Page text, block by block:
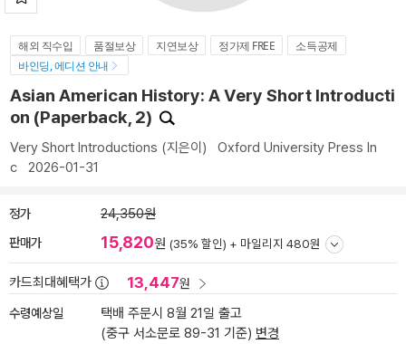
해외 직수입 품절보상 지연보상 정가제 FREE
소득공제
바인딩, 에디션 안내
Asian American History: A Very Short Introducti
on (Paperback, 2)
Very Short Introductions (지은이) Oxford University Press In
c 2026-01-31
정가 24,350원
판매가 15,820원 (35% 할인) + 마일리지 480원
카드최대혜택가 13,447원
수령예상일
택배 주문시 8월 21일 출고
(중구 서소문로 89-31 기준) 변경